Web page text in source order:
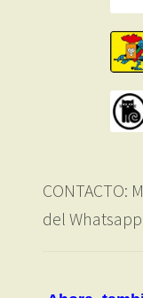
CONTACTO:
del Whatsapp